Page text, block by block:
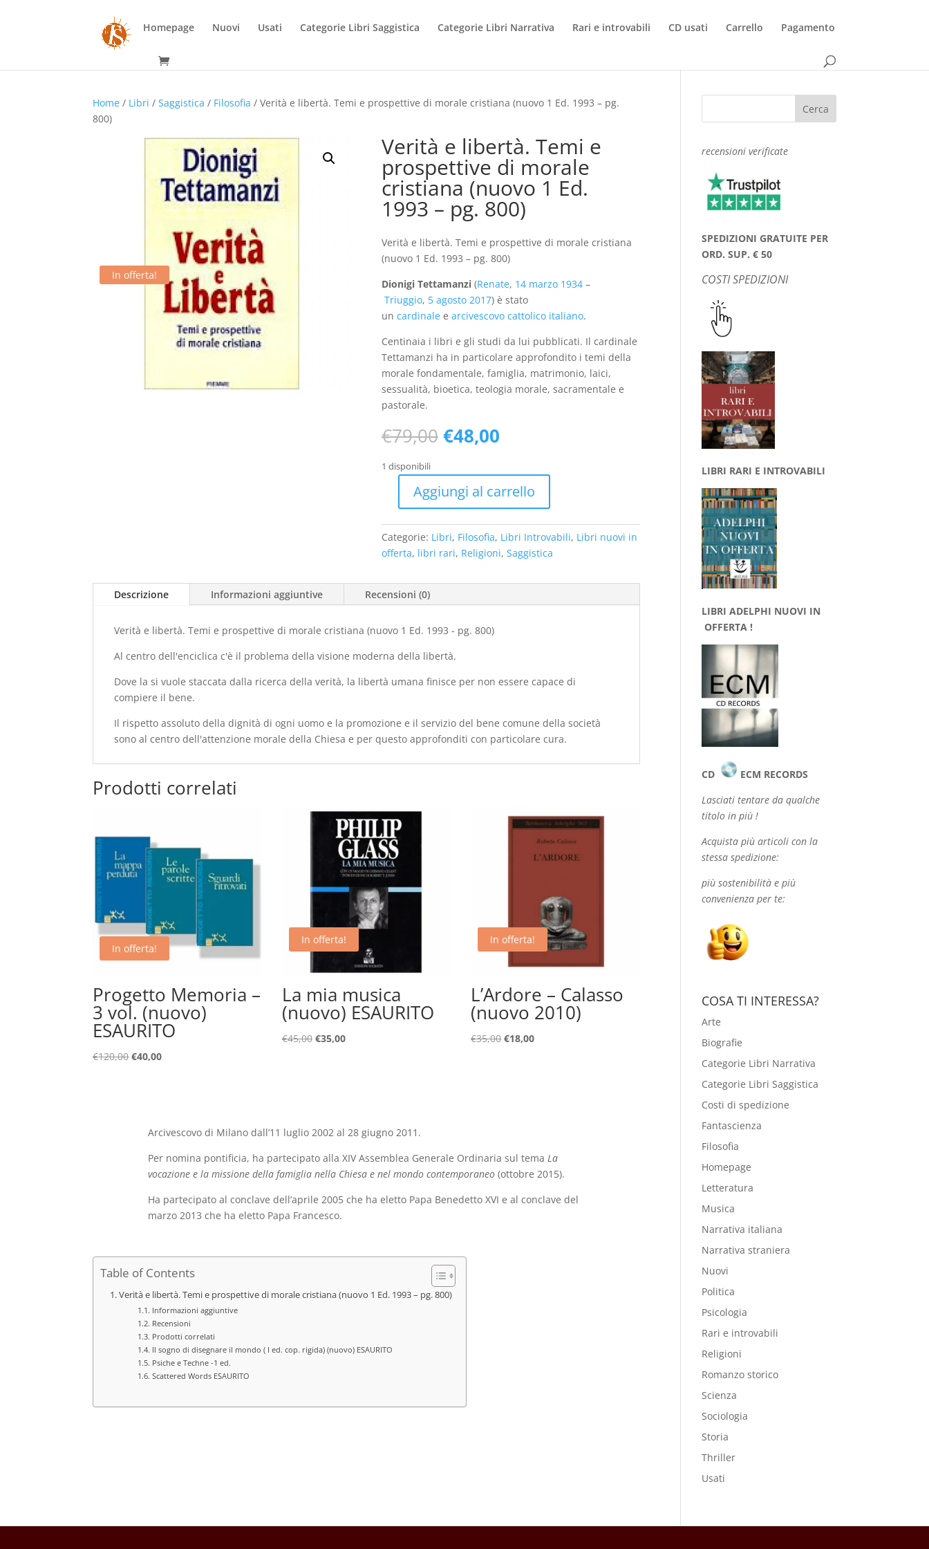
Homepage Nuovi Usati Categorie Libri Saggistica Categorie Libri Narrativa Rari e introvabili CD usati Carrello Pagamento
Home / Libri /Saggistica / Filosofia / Verità e libertà. Temi e prospettive di morale cristiana (nuovo 1 Ed. 1993 – pg.
800)
In offerta!
Verità e libertà. Temi e
prospettive di morale
cristiana (nuovo 1 Ed.
1993 – pg. 800)
Verità e libertà. Temi e prospettive di morale cristiana
(nuovo 1 Ed. 1993 – pg. 800)
Dionigi Tettamanzi(Renate, 14 marzo 1934–
Triuggio, 5 agosto 2017) è stato
un cardinalee arcivescovo cattolico italiano.
Centinaia i libri e gli studi da lui pubblicati. Il cardinale
Tettamanzi ha in particolare approfondito i temi della
morale fondamentale, famiglia, matrimonio, laici,
sessualità, bioetica, teologia morale, sacramentale e
pastorale.
€79,00Il
prezzo
era:
€79,00.
€48,00Il
è:
€48,00.
1 disponibili
libertà.
Temi
di
cristiana
1
pg.
800)
Aggiungi al carrello
Categorie: Libri, Filosofia, Libri Introvabili, Libri nuovi in
offerta, libri rari, Religioni, Saggistica
Descrizione Informazioni aggiuntive Recensioni (0)
Verità e libertà. Temi e prospettive di morale cristiana (nuovo 1 Ed. 1993 - pg. 800)
Al centro dell'enciclica c'è il problema della visione moderna della libertà.
Dove la si vuole staccata dalla ricerca della verità, la libertà umana finisce per non essere capace di
compiere il bene.
Il rispetto assoluto della dignità di ogni uomo e la promozione e il servizio del bene comune della società
sono al centro dell'attenzione morale della Chiesa e per questo approfonditi con particolare cura.
Prodotti correlati
In offerta!
Progetto Memoria –
3 vol. (nuovo)
ESAURITO
€120,00Il
€40,00Il
In offerta!
La mia musica
(nuovo) ESAURITO
€45,00 Il
€35,00Il
In offerta!
L’Ardore – Calasso
(nuovo 2010)
€35,00Il
€18,00Il
Arcivescovo di Milano dall’11 luglio 2002 al 28 giugno 2011.
Per nomina pontificia, ha partecipato alla XIV Assemblea Generale Ordinaria sul tema La
vocazione e la missione della famiglia nella Chiesa e nel mondo contemporaneo (ottobre 2015).
Ha partecipato al conclave dell’aprile 2005 che ha eletto Papa Benedetto XVI e al conclave del
marzo 2013 che ha eletto Papa Francesco.
Table of Contents
Verità e libertà. Temi e prospettive di morale cristiana (nuovo 1 Ed. 1993 – pg. 800)
Informazioni aggiuntive
Recensioni
Prodotti correlati
Il sogno di disegnare il mondo ( I ed. cop. rigida) (nuovo) ESAURITO
Psiche e Techne -1 ed.
Scattered Words ESAURITO
recensioni verificate
SPEDIZIONI GRATUITE PER
ORD. SUP. € 50
COSTI SPEDIZIONI
LIBRI RARI E INTROVABILI
LIBRI ADELPHI NUOVI IN
OFFERTA !
CD
ECM RECORDS
Lasciati tentare da qualche
titolo in più !
Acquista più articoli con la
stessa spedizione:
più sostenibilità e più
convenienza per te:
COSA TI INTERESSA?
Arte
Biografie
Categorie Libri Narrativa
Categorie Libri Saggistica
Costi di spedizione
Fantascienza
Filosofia
Homepage
Letteratura
Musica
Narrativa italiana
Narrativa straniera
Nuovi
Politica
Psicologia
Rari e introvabili
Religioni
Romanzo storico
Scienza
Sociologia
Storia
Thriller
Usati